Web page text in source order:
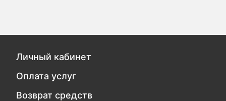
Личный кабинет
Оплата услуг
Возврат средств